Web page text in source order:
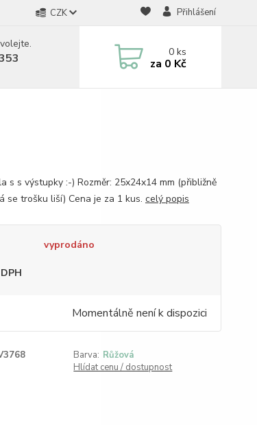
CZK Přihlášení
0ks
za 0 Kč
s s výstupky :-) Rozměr: 25x24x14 mm (přibližně
se trošku liší) Cena je za 1 kus. celý popis
vyprodáno
Momentálně není k dispozici
Barva: Růžová
Hlídat cenu / dostupnost